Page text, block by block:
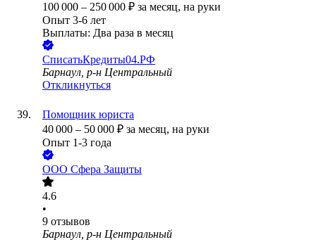
100 000 – 250 000 ₽ за месяц, на руки
Опыт 3-6 лет
Выплаты: Два раза в месяц
СписатьКредиты04.РФ
Барнаул, р-н Центральный
Откликнуться
Помощник юриста
40 000 – 50 000 ₽ за месяц, на руки
Опыт 1-3 года
ООО Сфера Защиты
4.6
•
9 отзывов
Барнаул, р-н Центральный